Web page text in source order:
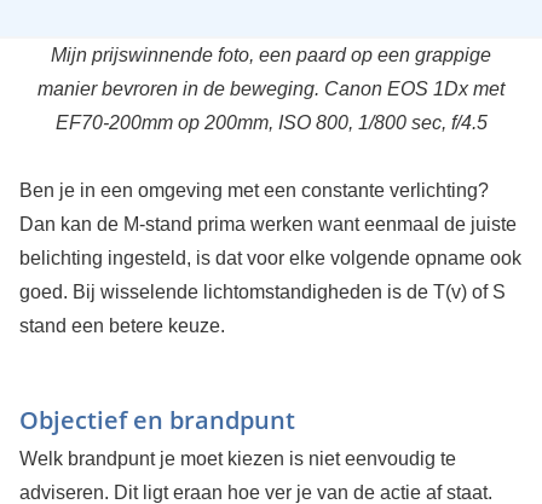
Mijn prijswinnende foto, een paard op een grappige
manier bevroren in de beweging. Canon EOS 1Dx met
EF70-200mm op 200mm, ISO 800, 1/800 sec, f/4.5
Ben je in een omgeving met een constante verlichting?
Dan kan de M-stand prima werken want eenmaal de juiste
belichting ingesteld, is dat voor elke volgende opname ook
goed. Bij wisselende lichtomstandigheden is de T(v) of S
stand een betere keuze.
Objectief en brandpunt
Welk brandpunt je moet kiezen is niet eenvoudig te
adviseren. Dit ligt eraan hoe ver je van de actie af staat.